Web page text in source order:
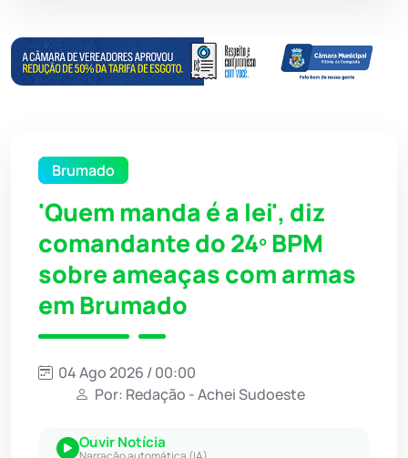
Brumado
'Quem manda é a lei', diz
comandante do 24º BPM
sobre ameaças com armas
em Brumado
04 Ago 2026 / 00:00
Por: Redação - Achei Sudoeste
Ouvir Notícia